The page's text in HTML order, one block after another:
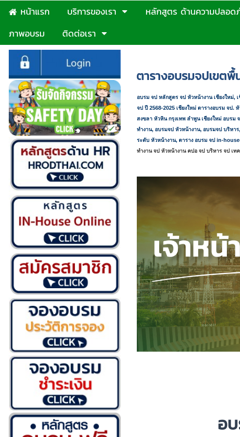
หน้าแรก บริการของเรา หลักสูตร ด้านความปลอด
ภาพอบรม
ติดต่อเรา
ตารางอบรมจปเขตพื้
อบรม จป หลักสูตร จป หัวหน้างาน เชียงใหม่,
จป ปี 2568-2025 เชียงใหม่ ตารางอบรม จป.
สงขลา หัวหิน กรุงเทพ ลำพูน เชียงใหม่ อบรม
ทำงาน, อบรมจป หัวหน้างาน, อบรมจป บริหาร,
ระดับ หัวหน้างาน, ตาราง อบรม จป in-
ทำงาน จป หัวหน้างาน คปอ จป บริหาร จป เ
อ